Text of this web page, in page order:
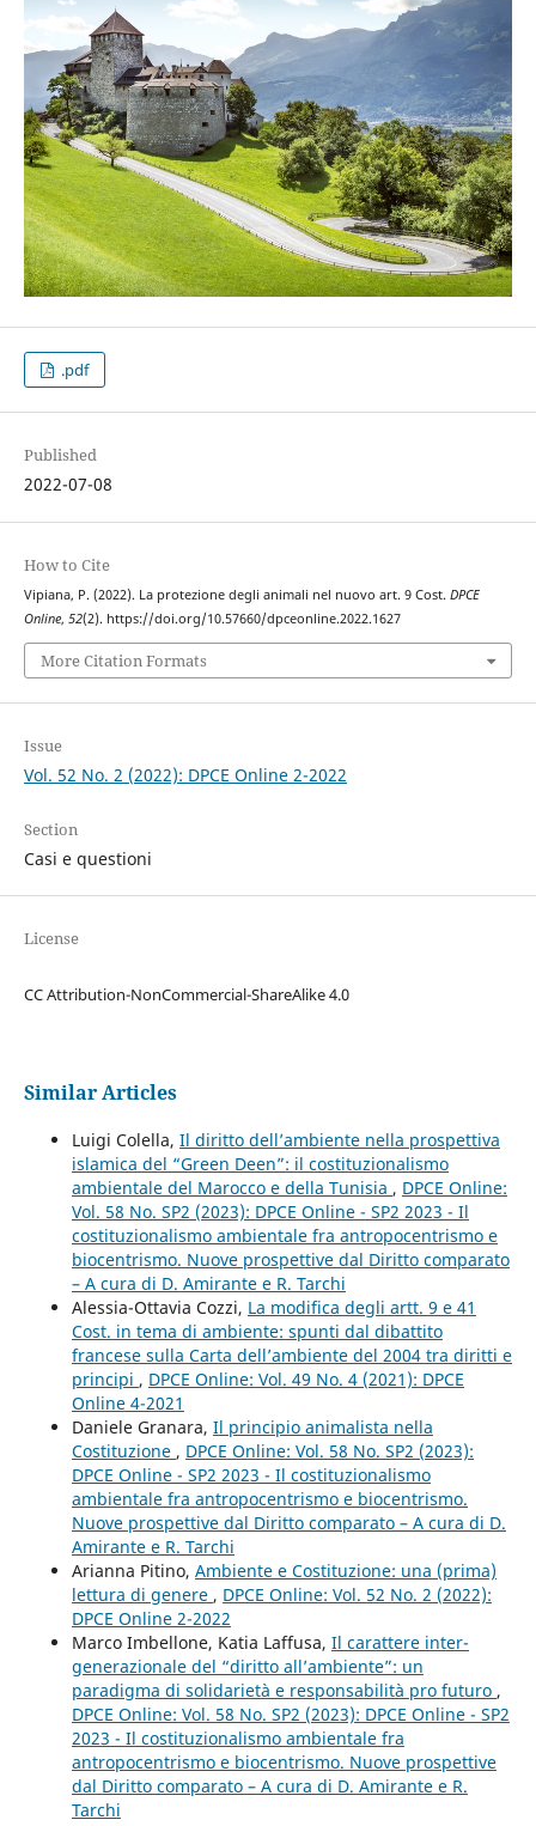
.pdf
Published
2022-07-08
How to Cite
Vipiana, P. (2022). La protezione degli animali nel nuovo art. 9 Cost. DPCE
Online, 52(2). https://doi.org/10.57660/dpceonline.2022.1627
More Citation Formats
Issue
Vol. 52 No. 2 (2022): DPCE Online 2-2022
Section
Casi e questioni
License
CC Attribution-NonCommercial-ShareAlike 4.0
Similar Articles
Luigi Colella, Il diritto dell’ambiente nella prospettiva
islamica del “Green Deen”: il costituzionalismo
ambientale del Marocco e della Tunisia , DPCE Online:
Vol. 58 No. SP2 (2023): DPCE Online - SP2 2023 - Il
costituzionalismo ambientale fra antropocentrismo e
biocentrismo. Nuove prospettive dal Diritto comparato
– A cura di D. Amirante e R. Tarchi
Alessia-Ottavia Cozzi, La modifica degli artt. 9 e 41
Cost. in tema di ambiente: spunti dal dibattito
francese sulla Carta dell’ambiente del 2004 tra diritti e
principi , DPCE Online: Vol. 49 No. 4 (2021): DPCE
Online 4-2021
Daniele Granara, Il principio animalista nella
Costituzione , DPCE Online: Vol. 58 No. SP2 (2023):
DPCE Online - SP2 2023 - Il costituzionalismo
ambientale fra antropocentrismo e biocentrismo.
Nuove prospettive dal Diritto comparato – A cura di D.
Amirante e R. Tarchi
Arianna Pitino, Ambiente e Costituzione: una (prima)
lettura di genere , DPCE Online: Vol. 52 No. 2 (2022):
DPCE Online 2-2022
Marco Imbellone, Katia Laffusa, Il carattere inter-
generazionale del “diritto all’ambiente”: un
paradigma di solidarietà e responsabilità pro futuro ,
DPCE Online: Vol. 58 No. SP2 (2023): DPCE Online - SP2
2023 - Il costituzionalismo ambientale fra
antropocentrismo e biocentrismo. Nuove prospettive
dal Diritto comparato – A cura di D. Amirante e R.
Tarchi